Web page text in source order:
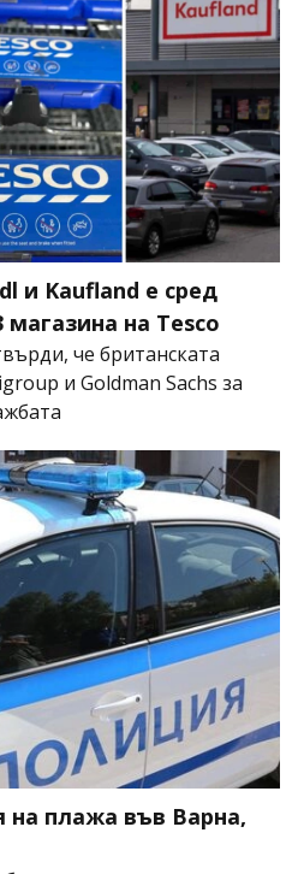
и Kaufland е сред
на Tesco
че британската
и Goldman Sachs за
на плажа във Варна,